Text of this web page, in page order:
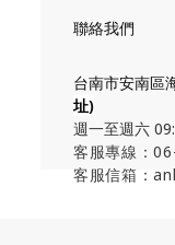
聯絡我們
台南市安南區
址)
週一至週六
客服專線：
客服信箱：